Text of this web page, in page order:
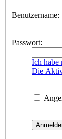
Benutzername:
Passwort:
Ich habe
Die